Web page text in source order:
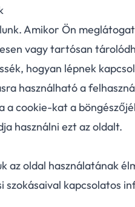
Amikor Ön
vagy tartósan
hogyan lépnek
használható a
cookie-kat a
használni ezt az oldalt.
az oldal használatának
szokásaival kapcsolatos